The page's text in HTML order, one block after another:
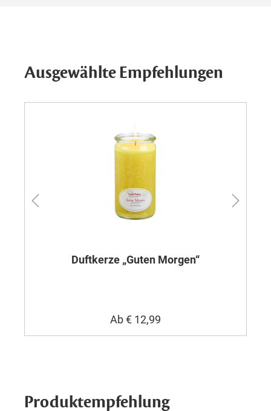
Ausgewählte Empfehlungen
Duftkerze „Guten Morgen“
Ab€ 12,99
Produktempfehlung